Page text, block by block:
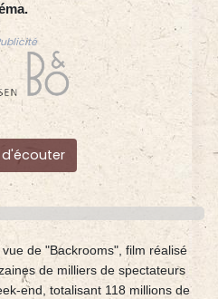
de "Backrooms", film réalisé
de milliers de spectateurs
end, totalisant 118 millions de